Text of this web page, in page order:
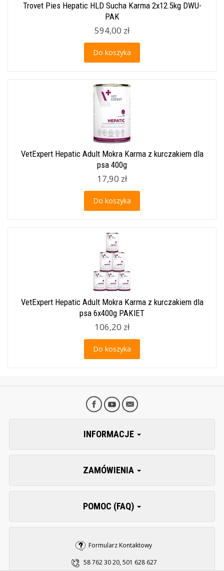
Trovet Pies Hepatic HLD Sucha Karma 2x12.5kg DWU-
PAK
594,00 zł
Do koszyka
VetExpert Hepatic Adult Mokra Karma z kurczakiem dla
psa 400g
17,90 zł
Do koszyka
VetExpert Hepatic Adult Mokra Karma z kurczakiem dla
psa 6x400g PAKIET
106,20 zł
Do koszyka
INFORMACJE
ZAMÓWIENIA
POMOC (FAQ)
Formularz Kontaktowy
58 762 30 20, 501 628 627